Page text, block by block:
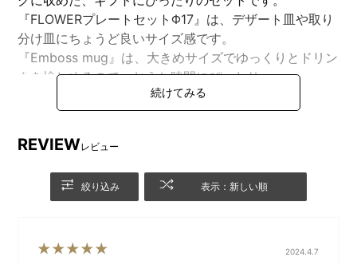
『FLOWERプレートセットΦ17』は、デザート皿や取り
分け皿にちょうど良いサイズ感です。
『Emboss mug』は、大きめサイズでゆっくりとドリン
クを愉しめるので、おうち時間にぴったり。
さらに、ギフトを受け取ったあとも長くつかえるギフト
バッグにお入れしてお届けいたします。
●BRUNO online限定オリジナルギフトバッグのラッピ
ングとメッセージボード
※本商品はメッセージボードをセットした状態のセット
REVIEWレビュー
絞り込み 表示：新しい順
2024.4.7